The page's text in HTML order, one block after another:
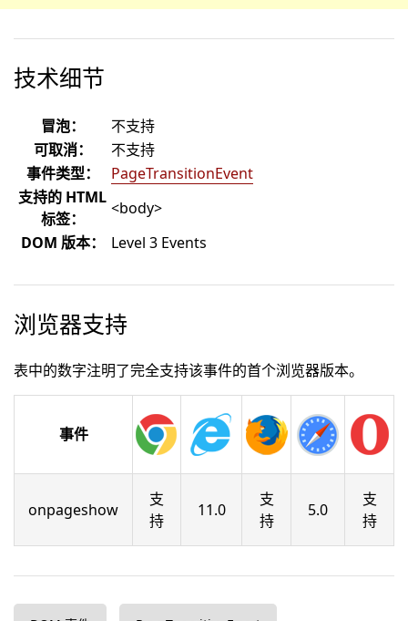
技术细节
冒泡：
不支持
可取消：
不支持
事件类型：
PageTransitionEvent
支持的 HTML
标签：
<body>
DOM 版本：
Level 3 Events
浏览器支持
表中的数字注明了完全支持该事件的首个浏览器版本。
事件
onpageshow
支
持
11.0
支
持
5.0
支
持